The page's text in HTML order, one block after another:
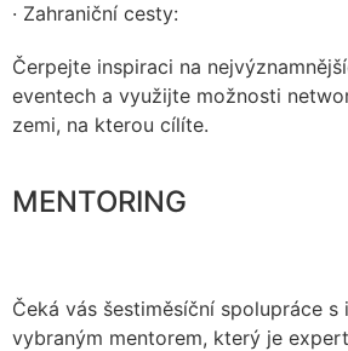
· Zahraniční cesty:
Čerpejte inspiraci na
eventech a využijte možnosti
zemi, na kterou cílíte.
MENTORING
Čeká vás šestiměsíční spolupráce s
vybraným mentorem, který je